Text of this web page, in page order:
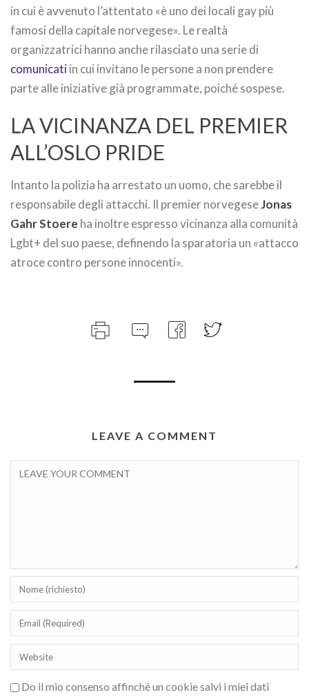
in cui è avvenuto l’attentato «è uno dei locali gay più
famosi della capitale norvegese». Le realtà
organizzatrici hanno anche rilasciato una serie di
comunicatiin cui invitano le persone a non prendere
parte alle iniziative già programmate, poiché sospese.
LA VICINANZA DEL PREMIER
ALL’OSLO PRIDE
Intanto la polizia ha arrestato un uomo, che sarebbe il
responsabile degli attacchi. Il premier norvegeseJonas
GahrStoere ha inoltre espresso vicinanza alla comunità
Lgbt+ del suo paese, definendo la sparatoria un «attacco
atroce contro persone innocenti».
LEAVE A COMMENT
Do il mio consenso affinché un cookie salvi i miei dati